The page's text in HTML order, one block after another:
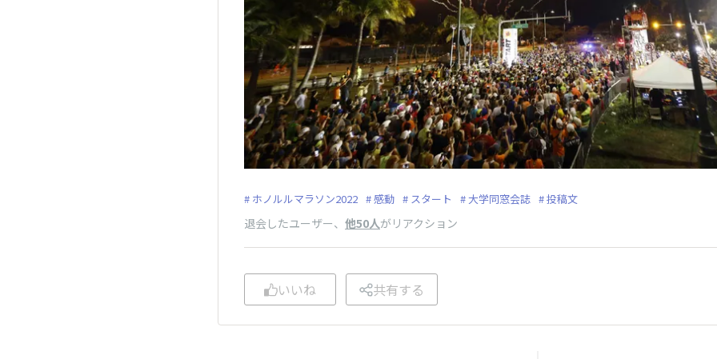
ホノルルマラソン2022 感動 スタート 大学同窓会誌 投稿文
退会したユーザー、 他50人がリアクション
いいね 共有する